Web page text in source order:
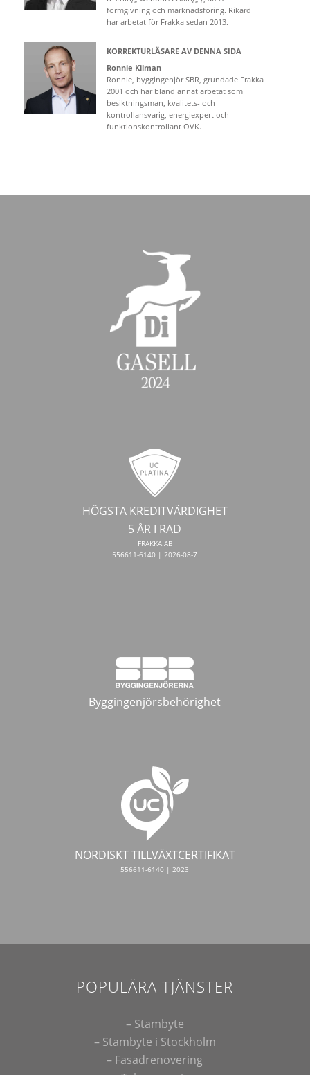
formgivning och marknadsföring. Rikard
har arbetat för Frakka sedan 2013.
KORREKTURLÄSARE AV DENNA SIDA
Ronnie Kilman
Ronnie, byggingenjör SBR, grundade Frakka
2001 och har bland annat arbetat som
besiktningsman, kvalitets- och
kontrollansvarig, energiexpert och
funktionskontrollant OVK.
HÖGSTA KREDITVÄRDIGHET
5 ÅR I RAD
FRAKKA AB
556611-6140 | 2026-08-7
Byggingenjörsbehörighet
NORDISKT TILLVÄXTCERTIFIKAT
556611-6140 | 2023
POPULÄRA TJÄNSTER
– Stambyte
– Stambyte i Stockholm
– Fasadrenovering